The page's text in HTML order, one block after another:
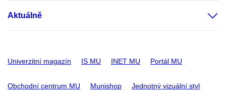
Aktuálně
Univerzitní magazín IS MU INET MU Portál MU
Obchodní centrum MU Munishop Jednotný vizuální styl